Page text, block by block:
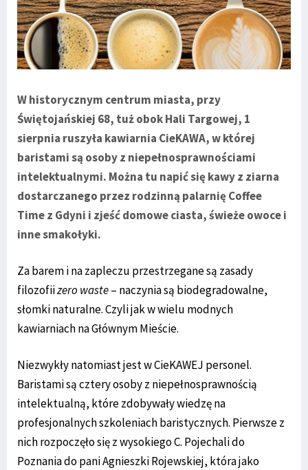
W historycznym centrum miasta, przy
Świętojańskiej 68, tuż obok Hali Targowej, 1
sierpnia ruszyła kawiarnia CieKAWA, w której
baristami są osoby z niepełnosprawnościami
intelektualnymi. Można tu napić się kawy z ziarna
dostarczanego przez rodzinną palarnię Coffee
Time z Gdyni i zjeść domowe ciasta, świeże owoce i
inne smakołyki.
Za barem i na zapleczu przestrzegane są zasady
filozofiizero waste– naczynia są biodegradowalne,
słomki naturalne. Czyli jak w wielu modnych
kawiarniach na Głównym Mieście.
Niezwykły natomiast jest w CieKAWEJ personel.
Baristami są cztery osoby z niepełnosprawnością
intelektualną, które zdobywały wiedzę na
profesjonalnych szkoleniach baristycznych. Pierwsze z
nich rozpoczęło się z wysokiego C. Pojechali do
Poznania do pani Agnieszki Rojewskiej, która jako